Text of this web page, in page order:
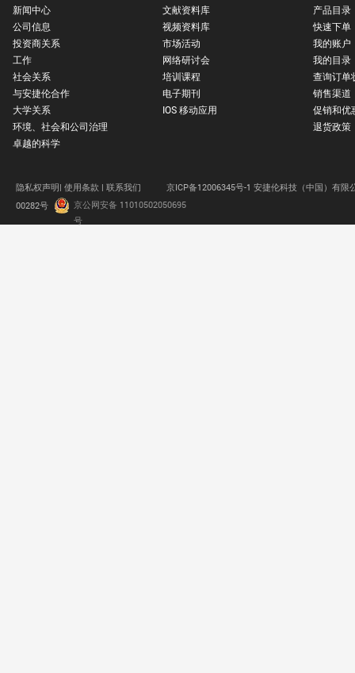
新闻中心
公司信息
投资商关系
工作
社会关系
与安捷伦合作
大学关系
环境、社会和公司治理
卓越的科学
文献资料库
视频资料库
市场活动
网络研讨会
培训课程
电子期刊
IOS 移动应用
产品目录
快速下单
我的账户
我的目录
查询订单
销售渠道
促销和优
退货政策
隐私权声明| 使用条款 | 联系我们
京ICP备12006345号-1 安捷伦科技（中国）有限
00282号
京公网安备 11010502050695
号